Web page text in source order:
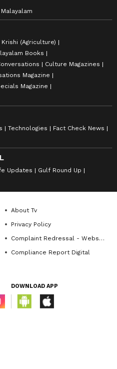
Krishi (Agriculture)
Books
Culture Magazines
Magazine
Magazine
Technologies
Fact Check News
Updates
Gulf Round Up
About Tv
Privacy Policy
Complaint Redressal - Website
Compliance Report Digital
DOWNLOAD APP